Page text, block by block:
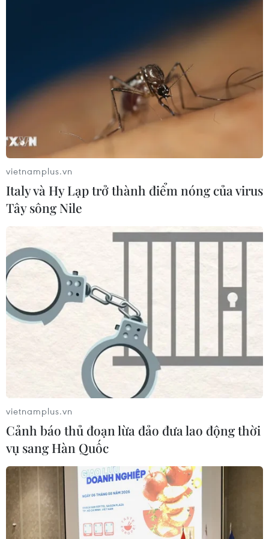
Theo dõi VietnamPlus
TIN LIÊN QUAN
Hệ sinh thái khởi nghiệp Việt Nam hấp
dẫn các nhà đầu tư Hàn Quốc
26/11/2019 07:43
Theo đánh giá của các chuyên gia kinh tế, Hàn Quốc có
chiến lược đẩy mạnh đầu tư hơn nữa vào Việt Nam
trong những năm tới, trong đó có ngành thời trang, thế
mạnh của Việt Nam.
vietnamplus.vn
Italy và Hy Lạp trở thành điểm nóng của virus
Tây sông Nile
vietnamplus.vn
Cảnh báo thủ đoạn lừa đảo đưa lao động thời
vụ sang Hàn Quốc